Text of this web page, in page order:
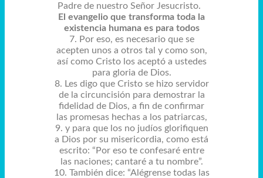
Padre de nuestro Señor Jesucristo.
El evangelio que transforma toda la
existencia humana es para todos
7. Por eso, es necesario que se
acepten unos a otros tal y como son,
así como Cristo los aceptó a ustedes
para gloria de Dios.
8. Les digo que Cristo se hizo servidor
de la circuncisión para demostrar la
fidelidad de Dios, a fin de confirmar
las promesas hechas a los patriarcas,
9. y para que los no judíos glorifiquen
a Dios por su misericordia, como está
escrito: “Por eso te confesaré entre
las naciones; cantaré a tu nombre”.
10. También dice: “Alégrense todas las